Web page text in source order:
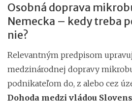
Osobná doprava
Nemecka – kedy treba
nie?
Relevantným predpisom
medzinárodnej dopravy
podnikateľom do, z alebo cez
Dohoda medzi vládou